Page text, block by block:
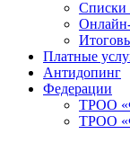
Списки
Онлайн-
Платные
Антидопинг
Федерации
ТРОО
ТРОО